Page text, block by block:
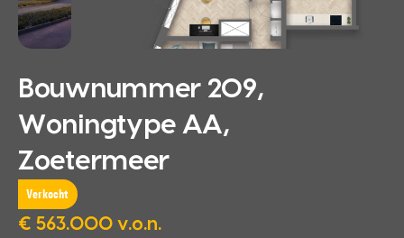
Bouwnummer 209,
Woningtype AA,
Zoetermeer
Verkocht
€ 563.000 v.o.n.